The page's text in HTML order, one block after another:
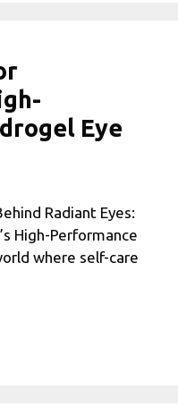
Eye
Radiant Eyes:
High-Performance
where self-care